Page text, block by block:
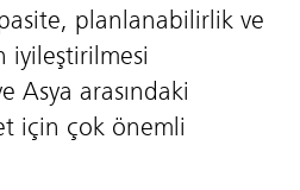
planlanabilirlik ve
iyileştirilmesi
Asya arasındaki
için çok önemli